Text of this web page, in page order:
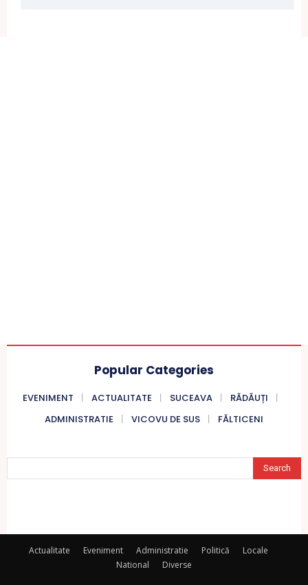
Popular Categories
EVENIMENT ACTUALITATE SUCEAVA
RĂDĂUȚI
ADMINISTRATIE
VICOVU DE SUS FĂLTICENI
Search
Actualitate Eveniment Administratie Politică
Locale
National
Diverse